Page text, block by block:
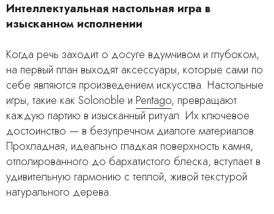
Интеллектуальная настольная игра в
изысканном исполнении
Когда речь заходит о досуге вдумчивом и глубоком,
на первый план выходят аксессуары, которые сами по
себе являются произведением искусства. Настольные
игры, такие как Solonoble и Pentago, превращают
каждую партию в изысканный ритуал. Их ключевое
достоинство — в безупречном диалоге материалов.
Прохладная, идеально гладкая поверхность камня,
отполированного до бархатистого блеска, вступает в
удивительную гармонию с теплой, живой текстурой
натурального дерева.